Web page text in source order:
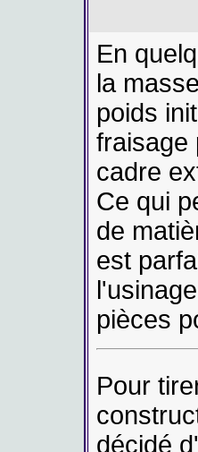
En
la
poids
fraisage
cadre
Ce qui
de
est
pièces
Pour
décidé